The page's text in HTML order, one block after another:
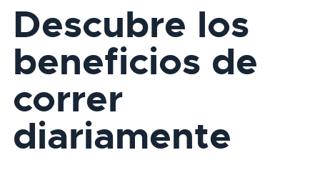
Descubre los
beneficios de
correr
diariamente